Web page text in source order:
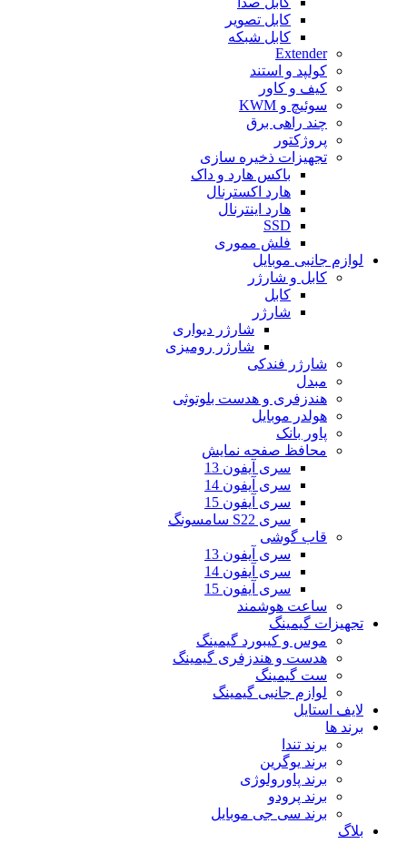
کابل تصویر
کابل شبکه
Extender
کولپد و استند
کیف و کاور
سوئیچ و KWM
چند راهی برق
پروژکتور
تجهیزات ذخیره سازی
باکس هارد و داک
هارد اکسترنال
هارد اینترنال
SSD
فلش مموری
لوازم جانبی موبایل
کابل و شارژر
کابل
شارژر
شارژر دیواری
شارژر رومیزی
شارژر فندکی
مبدل
هندزفری و هدست بلوتوثی
هولدر موبایل
پاور بانک
محافظ صفحه نمایش
سری آیفون 13
سری آیفون 14
سری آیفون 15
سری S22 سامسونگ
قاب گوشی
سری آیفون 13
سری آیفون 14
سری آیفون 15
ساعت هوشمند
تجهیزات گیمینگ
موس و کیبورد گیمینگ
هدست و هندزفری گیمینگ
ست گیمینگ
لوازم جانبی گیمینگ
لایف استایل
برند ها
برند تندا
برند یوگرین
برند پاورولوژی
برند پرودو
برند سی جی موبایل
بلاگ